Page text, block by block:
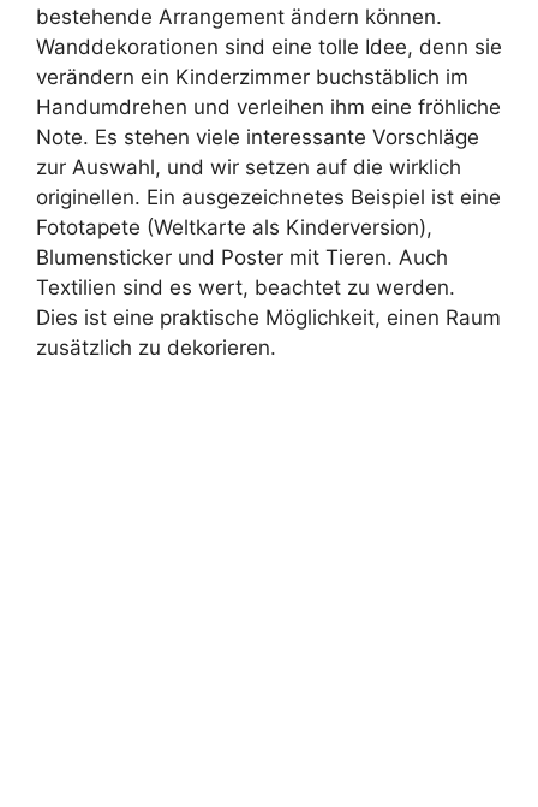
bestehende Arrangement ändern können.
Wanddekorationen sind eine tolle Idee, denn sie
verändern ein Kinderzimmer buchstäblich im
Handumdrehen und verleihen ihm eine fröhliche
Note. Es stehen viele interessante Vorschläge
zur Auswahl, und wir setzen auf die wirklich
originellen. Ein ausgezeichnetes Beispiel ist eine
Fototapete (Weltkarte als Kinderversion),
Blumensticker und Poster mit Tieren. Auch
Textilien sind es wert, beachtet zu werden.
Dies ist eine praktische Möglichkeit, einen Raum
zusätzlich zu dekorieren.